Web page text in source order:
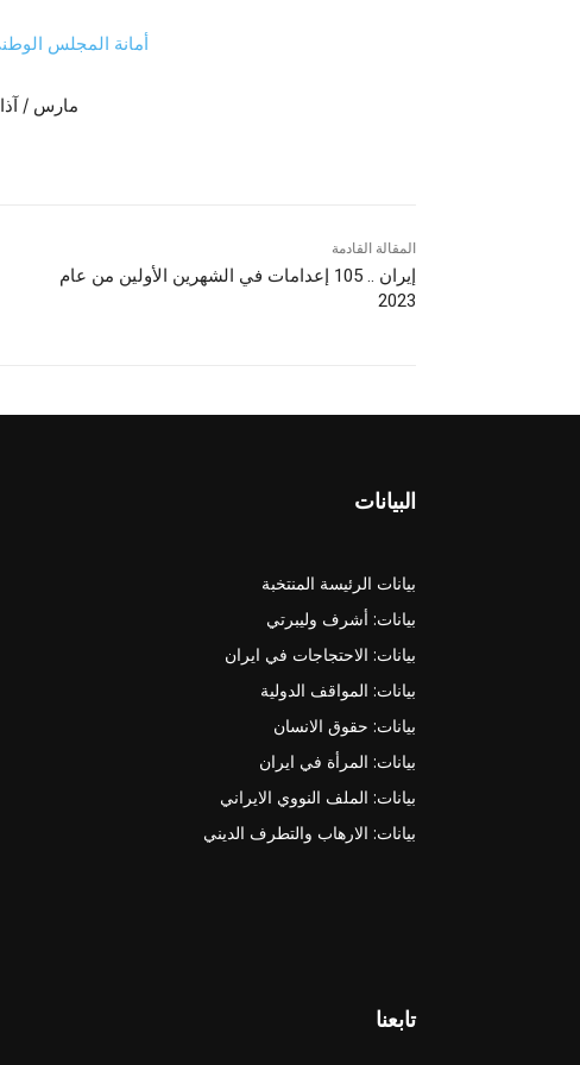
أمانة المجلس
6 مارس / آذار
المقالة القادمة
إيران .. 105 إعدامات في الشهرين الأولين من عام
2023
البيانات
بيانات الرئيسة المنتخبة
بيانات: أشرف وليبرتي
بيانات: الاحتجاجات في ايران
بيانات: المواقف الدولية
بيانات: حقوق الانسان
بيانات: المرأة في ايران
بيانات: الملف النووي الايراني
بيانات: الارهاب والتطرف الديني
تابعنا